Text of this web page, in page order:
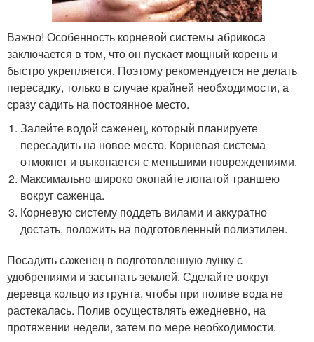
Важно! Особенность корневой системы абрикоса
заключается в том, что он пускает мощный корень и
быстро укрепляется. Поэтому рекомендуется не делать
пересадку, только в случае крайней необходимости, а
сразу садить на постоянное место.
Залейте водой саженец, который планируете
пересадить на новое место. Корневая система
отмокнет и выкопается с меньшими повреждениями.
Максимально широко окопайте лопатой траншею
вокруг саженца.
Корневую систему поддеть вилами и аккуратно
достать, положить на подготовленный полиэтилен.
Посадить саженец в подготовленную лунку с
удобрениями и засыпать землей. Сделайте вокруг
деревца кольцо из грунта, чтобы при поливе вода не
растекалась. Полив осуществлять ежедневно, на
протяжении недели, затем по мере необходимости.